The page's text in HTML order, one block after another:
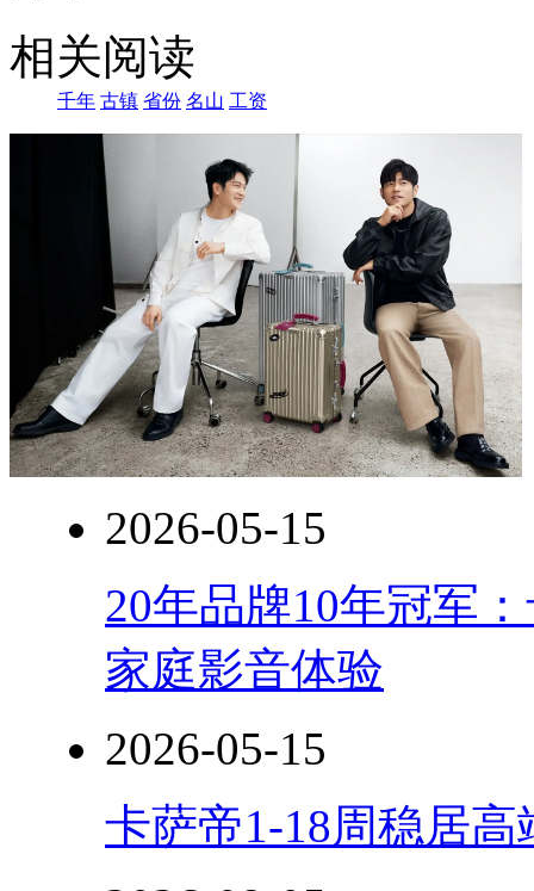
相关阅读
千年 古镇 省份 名山 工资
2026-05-15
20年品牌10年冠军
家庭影音体验
2026-05-15
卡萨帝1-18周稳居